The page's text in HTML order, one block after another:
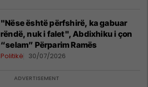
"Nëse është përfshirë, ka gabuar
rëndë, nuk i falet", Abdixhiku i çon
“selam” Përparim Ramës
Politikë 30/07/2026